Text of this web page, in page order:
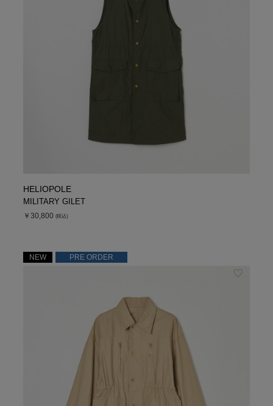
HELIOPOLE
MILITARY GILET
￥30,800 (税込)
NEW PRE ORDER